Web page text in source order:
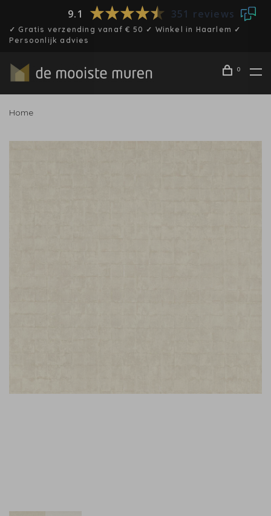
9.1 351 reviews
✓ Gratis verzending vanaf € 50 ✓ Winkel in Haarlem ✓
Persoonlijk advies
0
Home